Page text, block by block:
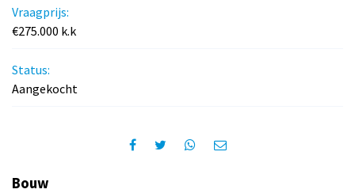
Vraagprijs:
€275.000 k.k
Status:
Aangekocht
Bouw